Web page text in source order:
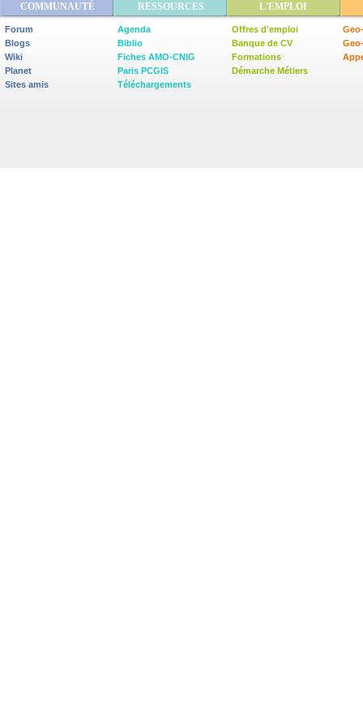
COMMUNAUTÉ RESSOURCES L'EMPLOI
Forum
Blogs
Wiki
Planet
Sites amis
Agenda
Biblio
Fiches AMO-CNIG
Paris PCGIS
Téléchargements
Offres d'emploi
Banque de CV
Formations
Démarche Métiers